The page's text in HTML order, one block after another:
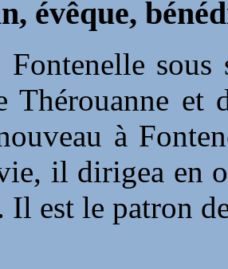
évêque,
Fontenelle
Thérouanne et
à
il dirigea en
Il est le patron